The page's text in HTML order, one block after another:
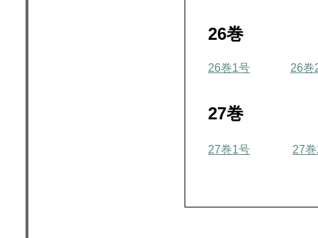
26巻
26巻1号 26巻
27巻
27巻1号 27